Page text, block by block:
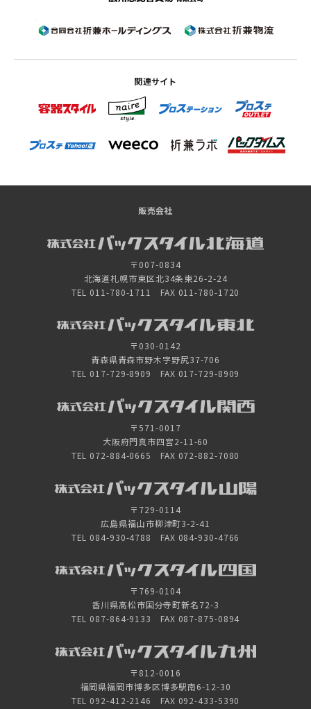
関連サイト
販売会社
〒007-0834
北海道札幌市東区北34条東26-2-24
TEL 011-780-1711 FAX 011-780-1720
〒030-0142
青森県青森市野木字野尻37-706
TEL 017-729-8909 FAX 017-729-8909
〒571-0017
大阪府門真市四宮2-11-60
TEL 072-884-0665 FAX 072-882-7080
〒729-0114
広島県福山市柳津町3-2-41
TEL 084-930-4788 FAX 084-930-4766
〒769-0104
香川県高松市国分寺町新名72-3
TEL 087-864-9133 FAX 087-875-0894
〒812-0016
福岡県福岡市博多区博多駅南6-12-30
TEL 092-412-2146 FAX 092-433-5390